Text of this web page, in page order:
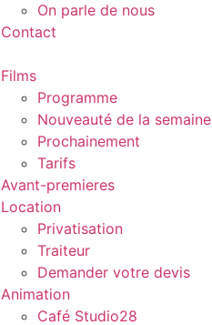
On parle de nous
Contact
Films
Programme
Nouveauté de la semaine
Prochainement
Tarifs
Avant-premieres
Location
Privatisation
Traiteur
Demander votre devis
Animation
Café Studio28